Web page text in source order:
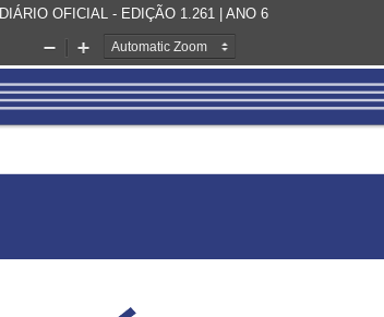
DIÁRIO OFICIAL - EDIÇÃO 1.261 | ANO 6